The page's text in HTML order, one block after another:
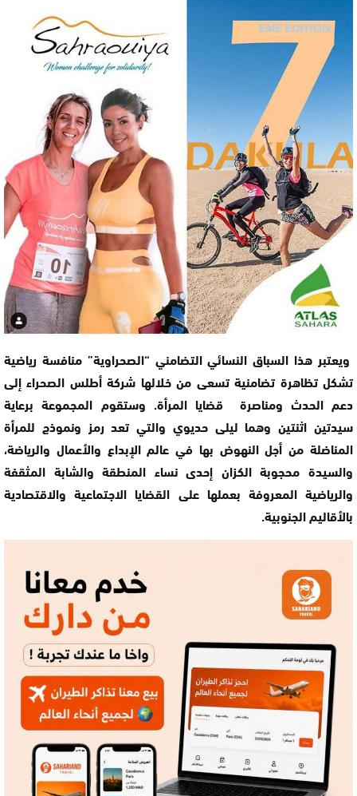
ويعتبر هذا السباق النسائي التضامني “الصحراوية” منافسة رياضية
تشكل تظاهرة تضامنية تسعى من خلالها شركة أطلس الصحراء إلى
دعم الحدث ومناصرة قضايا المرأة. وستقوم المجموعة برعاية
سيدتين اثنتين وهما ليلى حديوي والتي تعد رمز ونموذج للمرأة
المناضلة من أجل النهوض بها في عالم الإبداع والأعمال والرياضة،
والسيدة محجوبة الكزان إحدى نساء المنطقة والشابة المثقفة
والرياضية المعروفة بعملها على القضايا الاجتماعية والاقتصادية
بالأقاليم الجنوبية.